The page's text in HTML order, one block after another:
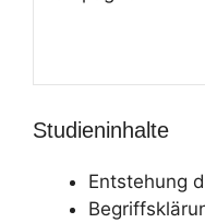
Studieninhalte
Entstehung